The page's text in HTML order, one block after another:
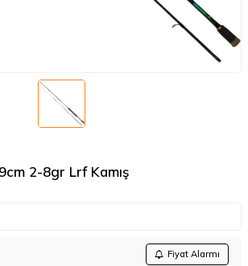
2-8gr Lrf Kamış
Fiyat Alarmı